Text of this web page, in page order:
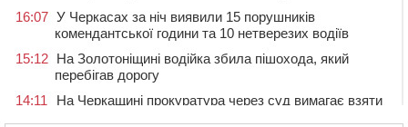
16:07 У Черкасах за ніч виявили 15 порушників
комендантської години та 10 нетверезих водіїв
15:12 На Золотоніщині водійка збила пішохода, який
перебігав дорогу
14:11
На Черкащині прокуратура через суд вимагає взяти